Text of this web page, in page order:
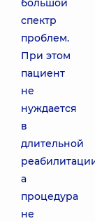
большой
спектр
проблем.
При этом
пациент
не
нуждается
в
длительной
а
процедура
не